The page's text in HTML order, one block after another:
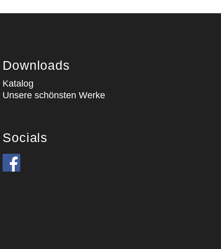
Downloads
Katalog
Unsere schönsten Werke
Socials